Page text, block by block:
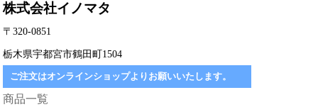
株式会社イノマタ
〒320-0851
栃木県宇都宮市鶴田町1504
ご注文はオンラインショップよりお願いいたします。
商品一覧